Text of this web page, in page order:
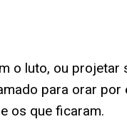
o luto, ou projetar
para orar por
os que ficaram.